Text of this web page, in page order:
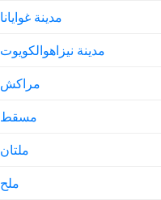
مدينة غوايانا
مدينة نيزاهوالكويوت
مراكش
مسقط
ملتان
ملح